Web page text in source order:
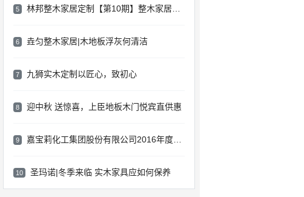
5 林邦整木家居定制【第10期】整木家居优势
6 垚匀整木家居|木地板浮灰何清洁
7 九狮实木定制以匠心，致初心
8 迎中秋 送惊喜，上臣地板木门悦宾直供惠
9 嘉宝莉化工集团股份有限公司2016年度物流招标公示
10 圣玛诺|冬季来临 实木家具应如何保养